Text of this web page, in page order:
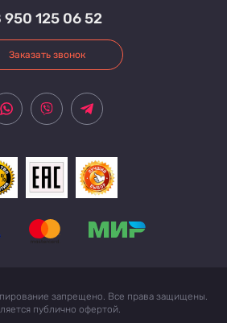
950 125 06 52
Заказать звонок
запрещено. Все права защищены.
публично офертой.